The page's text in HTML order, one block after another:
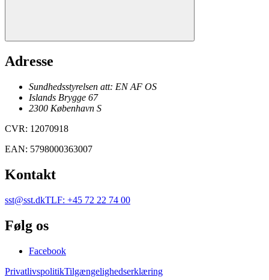
Adresse
Sundhedsstyrelsen att: EN AF OS
Islands Brygge 67
2300 København S
CVR: 12070918
EAN: 5798000363007
Kontakt
sst@sst.dkTLF: +45 72 22 74 00
Følg os
Facebook
PrivatlivspolitikTilgængelighedserklæring